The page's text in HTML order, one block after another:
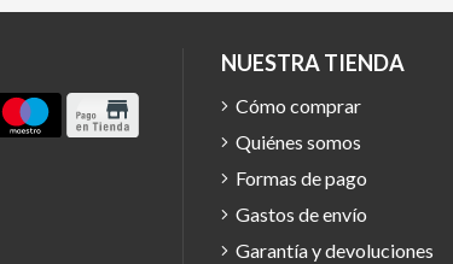
NUESTRA TIENDA
Cómo comprar
Quiénes somos
Formas de pago
Gastos de envío
Garantía y devoluciones